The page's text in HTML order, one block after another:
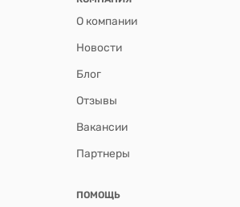
О компании
Новости
Блог
Отзывы
Вакансии
Партнеры
ПОМОЩЬ